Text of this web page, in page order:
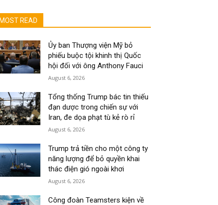
MOST READ
Ủy ban Thượng viện Mỹ bỏ
phiếu buộc tội khinh thị Quốc
hội đối với ông Anthony Fauci
August 6, 2026
Tổng thống Trump bác tin thiếu
đạn dược trong chiến sự với
Iran, đe dọa phạt tù kẻ rò rỉ
August 6, 2026
Trump trả tiền cho một công ty
năng lượng để bỏ quyền khai
thác điện gió ngoài khơi
August 6, 2026
Công đoàn Teamsters kiện về